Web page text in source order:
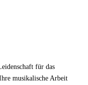
für das
musikalische Arbeit